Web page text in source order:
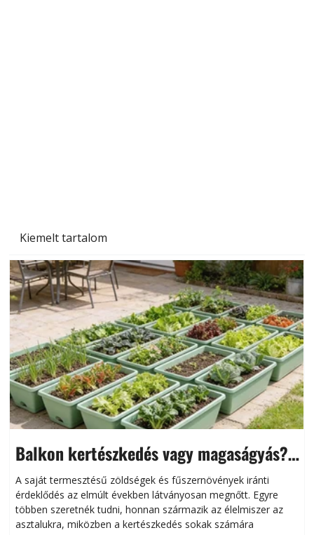
Kiemelt tartalom
Balkon kertészkedés vagy magaságyás?
Helytakarékos kertészkedés
A saját termesztésű zöldségek és fűszernövények iránti
érdeklődés az elmúlt években látványosan megnőtt. Egyre
többen szeretnék tudni, honnan származik az élelmiszer az
asztalukra, miközben a kertészkedés sokak számára